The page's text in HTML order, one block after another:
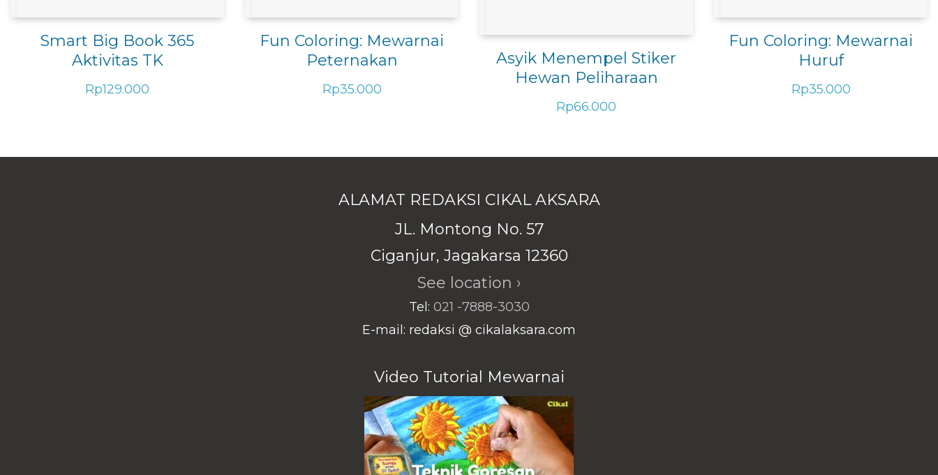
Smart Big Book 365
Aktivitas TK
Rp129.000
Fun Coloring: Mewarnai
Peternakan
Rp35.000
Asyik Menempel Stiker
Hewan Peliharaan
Rp66.000
Fun Coloring: Mewarnai
Huruf
Rp35.000
ALAMAT REDAKSI CIKAL AKSARA
JL. Montong No. 57
Ciganjur, Jagakarsa 12360
See location ›
Tel: 021 -7888-3030
E-mail: redaksi @ cikalaksara.com
Video Tutorial Mewarnai